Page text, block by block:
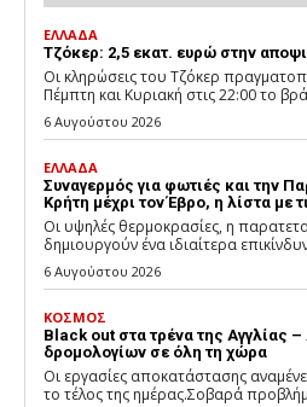
ΕΛΛΑΔΑ
Τζόκερ: 2,5 εκατ. ευρώ στην
Οι κληρώσεις του Τζόκερ
Πέμπτη και Κυριακή στις 22:00 το
6 Αυγούστου 2026
ΕΛΛΑΔΑ
Συναγερμός για φωτιές και την
Κρήτη μέχρι τον Έβρο, η λίστα με
Οι υψηλές θερμοκρασίες, η
δημιουργούν ένα ιδιαίτερα
6 Αυγούστου 2026
ΚΟΣΜΟΣ
Black out στα τρένα της Αγγλίας
δρομολογίων σε όλη τη χώρα
Οι εργασίες αποκατάστασης
το τέλος της ημέρας.Σοβαρά